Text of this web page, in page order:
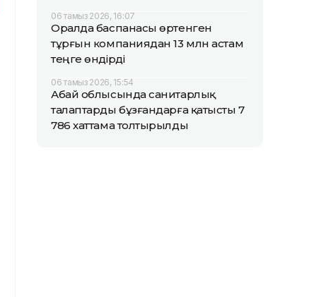
06 тамыз 2026, 16:07
Оралда баспанасы өртенген
тұрғын компаниядан 13 млн астам
теңге өндірді
06 тамыз 2026, 15:54
Абай облысында санитарлық
талаптарды бұзғандарға қатысты 7
786 хаттама толтырылды